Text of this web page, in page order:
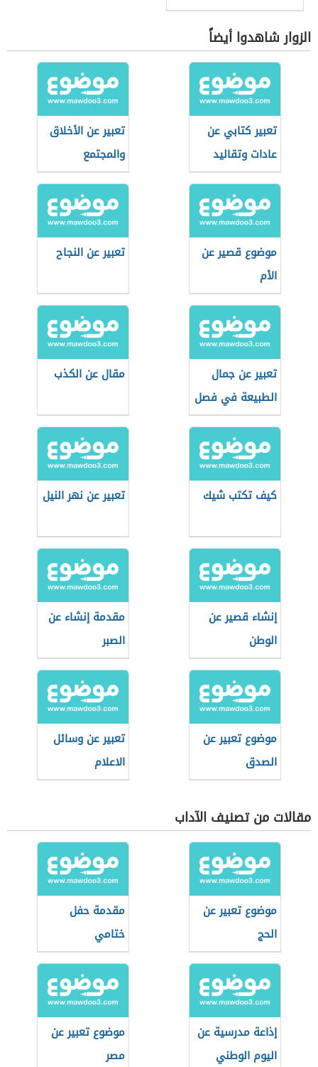
الزوار شاهدوا أيضاً
تعبير كتابي عن
عادات وتقاليد
الجزائر
تعبير عن الأخلاق
والمجتمع
موضوع قصير عن
الأم
تعبير عن النجاح
تعبير عن جمال
الطبيعة في فصل
الربيع
مقال عن الكذب
كيف تكتب شيك تعبير عن نهر النيل
إنشاء قصير عن
الوطن
مقدمة إنشاء عن
الصبر
موضوع تعبير عن
الصدق
تعبير عن وسائل
الاعلام
مقالات من تصنيف الآداب
موضوع تعبير عن
الحج
مقدمة حفل
ختامي
إذاعة مدرسية عن
اليوم الوطني
موضوع تعبير عن
مصر